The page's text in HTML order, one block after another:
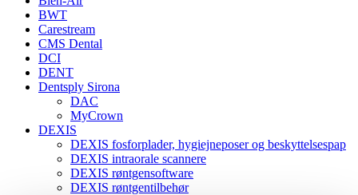
BWT
Carestream
CMS Dental
DCI
DENT
Dentsply Sirona
DAC
MyCrown
DEXIS
DEXIS fosforplader, hygiejneposer og beskyttelsespap
DEXIS intraorale scannere
DEXIS røntgensoftware
DEXIS røntgentilbehør